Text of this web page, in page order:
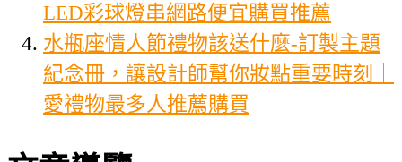
LED彩球燈串網路便宜購買推薦
水瓶座情人節禮物該送什麼-訂製主題
紀念冊，讓設計師幫你妝點重要時刻｜
愛禮物最多人推薦購買